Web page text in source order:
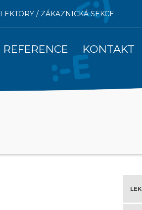
/ ZÁKAZNICKÁ SEKCE
REFERENCE KONTAKT